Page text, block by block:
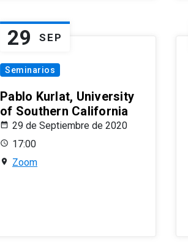
29 SEP
Seminarios
Pablo Kurlat, University
of Southern California
29 de Septiembre de 2020
17:00
Zoom